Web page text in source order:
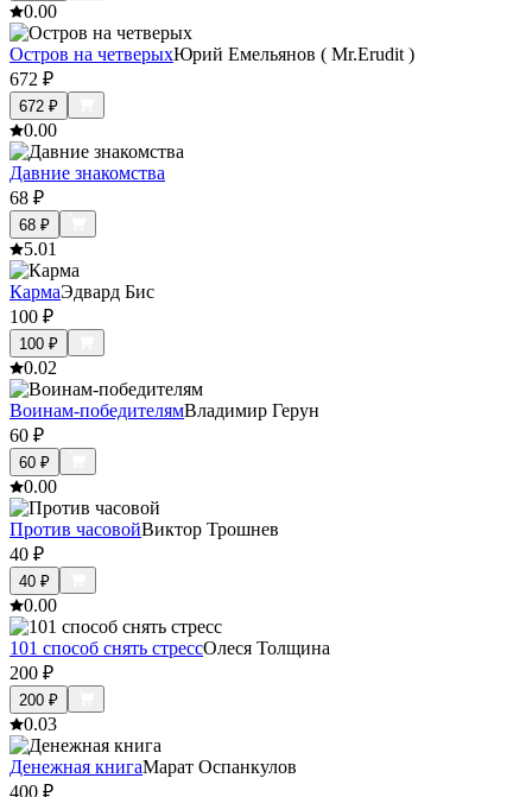
0.00
Остров на четверыхЮрий Емельянов ( Mr.Erudit )
672 ₽
672 ₽
0.00
Давние знакомства
68 ₽
68 ₽
5.01
КармаЭдвард Бис
100 ₽
100 ₽
0.02
Воинам-победителямВладимир Герун
60 ₽
60 ₽
0.00
Против часовойВиктор Трошнев
40 ₽
40 ₽
0.00
101 способ снять стрессОлеся Толщина
200 ₽
200 ₽
0.03
Денежная книгаМарат Оспанкулов
400 ₽